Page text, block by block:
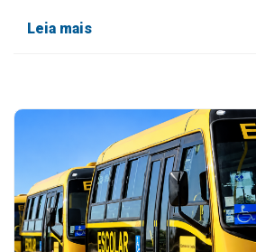
Leia mais